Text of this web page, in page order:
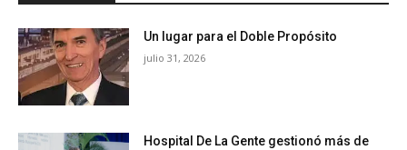
Un lugar para el Doble Propósito
julio 31, 2026
Hospital De La Gente gestionó más de